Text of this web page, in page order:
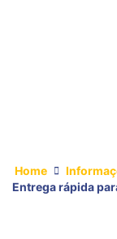
Home
Entrega rápida